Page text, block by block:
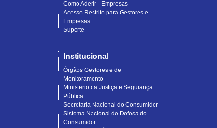
Como Aderir - Empresas
Acesso Restrito para Gestores e
Empresas
Suporte
Institucional
Órgãos Gestores e de
Monitoramento
Ministério da Justiça e Segurança
Pública
Secretaria Nacional do Consumidor
Sistema Nacional de Defesa do
Consumidor